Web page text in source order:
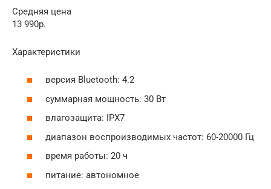
Средняя цена
13 990р.
Характеристики
версия Bluetooth: 4.2
суммарная мощность: 30 Вт
влагозащита: IPX7
диапазон воспроизводимых частот: 60-20000 Гц
время работы: 20 ч
питание: автономное